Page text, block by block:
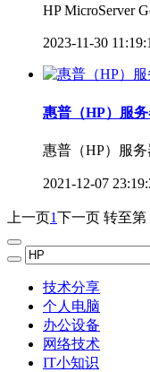
HP MicroServer
2023-11-30
惠普（HP）服
惠普（HP）服
2021-12-07
上一页1下一页 转至第
技术分享
个人电脑
办公设备
网络技术
IT小知识